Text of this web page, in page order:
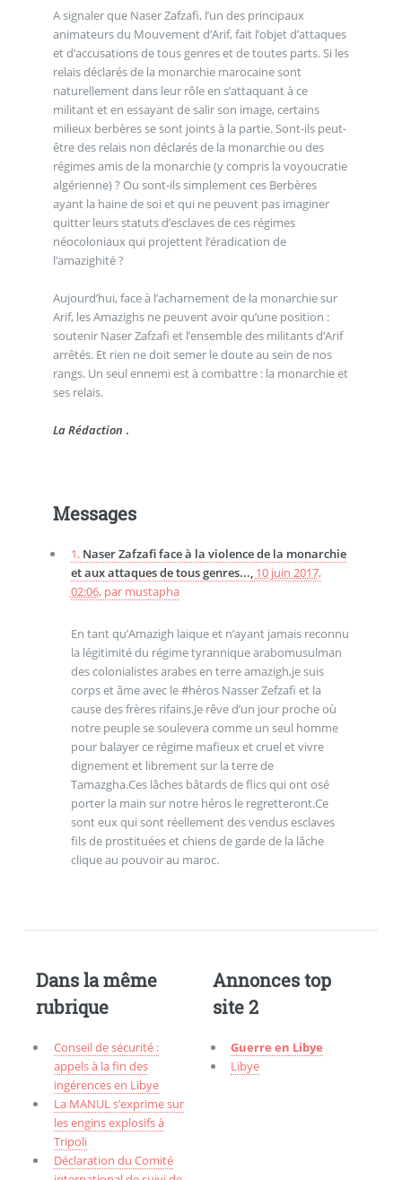
A signaler que Naser Zafzafi, l’un des principaux
animateurs du Mouvement d’Arif, fait l’objet d’attaques
et d’accusations de tous genres et de toutes parts. Si les
relais déclarés de la monarchie marocaine sont
naturellement dans leur rôle en s’attaquant à ce
militant et en essayant de salir son image, certains
milieux berbères se sont joints à la partie. Sont-ils peut-
être des relais non déclarés de la monarchie ou des
régimes amis de la monarchie (y compris la voyoucratie
algérienne) ? Ou sont-ils simplement ces Berbères
ayant la haine de soi et qui ne peuvent pas imaginer
quitter leurs statuts d’esclaves de ces régimes
néocoloniaux qui projettent l’éradication de
l’amazighité ?
Aujourd’hui, face à l’acharnement de la monarchie sur
Arif, les Amazighs ne peuvent avoir qu’une position :
soutenir Naser Zafzafi et l’ensemble des militants d’Arif
arrêtés. Et rien ne doit semer le doute au sein de nos
rangs. Un seul ennemi est à combattre : la monarchie et
ses relais.
La Rédaction .
Messages
1. Naser Zafzafi face à la violence de la monarchie
et aux attaques de tous genres..., 10 juin 2017,
02:06, par mustapha
En tant qu’Amazigh laique et n’ayant jamais reconnu
la légitimité du régime tyrannique arabomusulman
des colonialistes arabes en terre amazigh,je suis
corps et âme avec le #héros Nasser Zefzafi et la
cause des frères rifains.Je rêve d’un jour proche où
notre peuple se soulevera comme un seul homme
pour balayer ce régime mafieux et cruel et vivre
dignement et librement sur la terre de
Tamazgha.Ces lâches bâtards de flics qui ont osé
porter la main sur notre héros le regretteront.Ce
sont eux qui sont réellement des vendus esclaves
fils de prostituées et chiens de garde de la lâche
clique au pouvoir au maroc.
Dans la même
rubrique
Conseil de sécurité :
appels à la fin des
ingérences en Libye
La MANUL s’exprime sur
les engins explosifs à
Tripoli
Déclaration du Comité
Annonces top
site 2
Guerre en Libye
Libye